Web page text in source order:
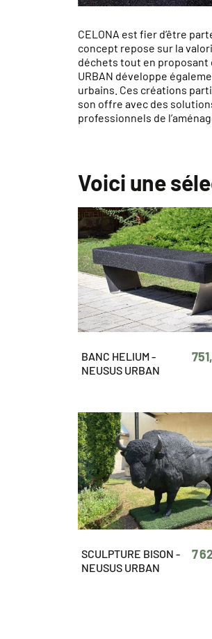
CELONA est fier d’être
concept repose sur la
déchets tout en proposant
URBAN développe
urbains. Ces créations
son offre avec des
professionnels de
Voici une
BANC HELIUM -
NEUSUS URBAN
SCULPTURE BISON -
NEUSUS URBAN
7